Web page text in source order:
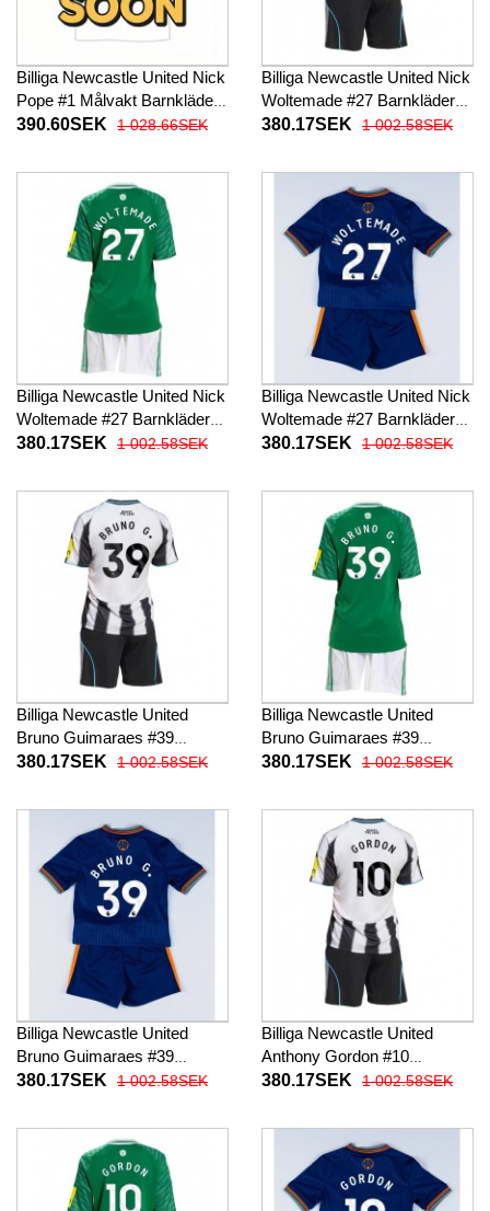
Billiga Newcastle United Nick
Pope #1 Målvakt Barnkläder
Tredje fotbollskläder till baby
byxor)
390.60SEK 1 028.66SEK
Billiga Newcastle United Nick
Woltemade #27 Barnkläder
Hemma fotbollskläder till
Korta byxor)
380.17SEK 1 002.58SEK
Billiga Newcastle United Nick
Woltemade #27 Barnkläder
Borta fotbollskläder till baby
byxor)
380.17SEK 1 002.58SEK
Billiga Newcastle United Nick
Woltemade #27 Barnkläder
Tredje fotbollskläder till baby
byxor)
380.17SEK 1 002.58SEK
Billiga Newcastle United
Bruno Guimaraes #39
Barnkläder Hemma
26 Kortärmad (+ Korta byxor)
380.17SEK 1 002.58SEK
Billiga Newcastle United
Bruno Guimaraes #39
Barnkläder Borta
26 Kortärmad (+ Korta byxor)
380.17SEK 1 002.58SEK
Billiga Newcastle United
Bruno Guimaraes #39
Barnkläder Tredje
26 Kortärmad (+ Korta byxor)
380.17SEK 1 002.58SEK
Billiga Newcastle United
Anthony Gordon #10
Barnkläder Hemma
26 Kortärmad (+ Korta byxor)
380.17SEK 1 002.58SEK